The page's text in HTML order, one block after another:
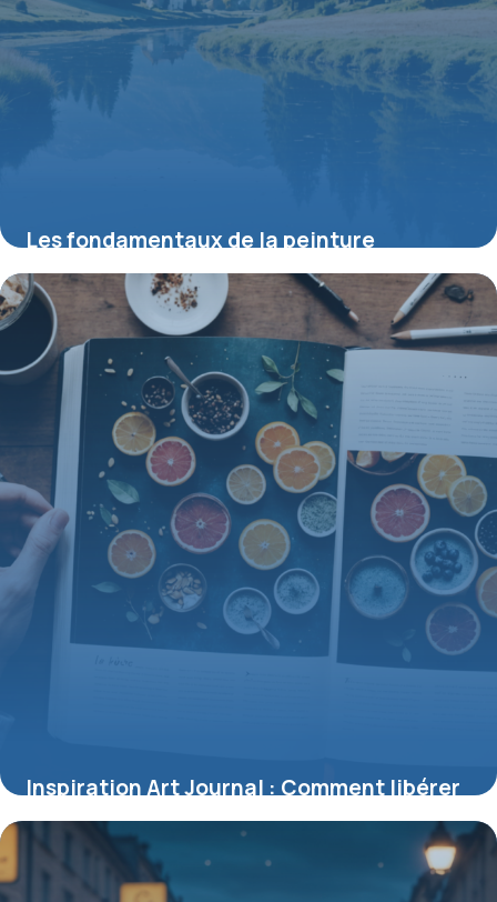
Les fondamentaux de la peinture
aquarelle paysage pour débutants
8 juin 2026
Inspiration Art Journal : Comment libérer
votre créativité sur la page